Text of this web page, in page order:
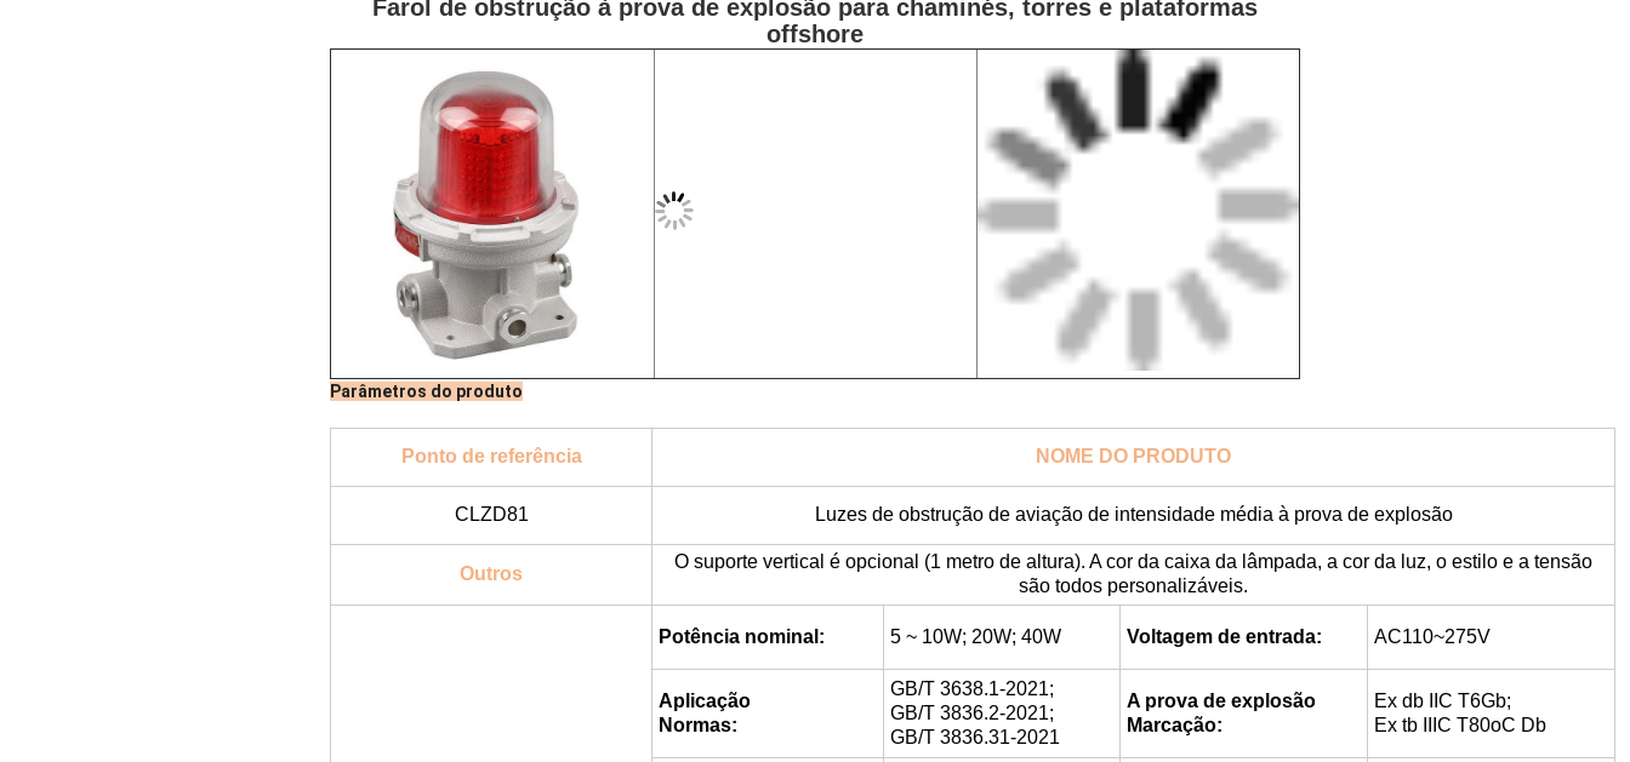
Farol de obstrução à prova de explosão para chaminés, torres e plataformas
offshore
Parâmetros do produto
Ponto de referência NOME DO PRODUTO
CLZD81 Luzes de obstrução de aviação de intensidade média à prova de explosão
Outros
O suporte vertical é opcional (1 metro de altura). A cor da caixa da lâmpada, a cor da luz, o estilo e a tensão
são todos personalizáveis.
Potência nominal: 5 ~ 10W; 20W; 40W Voltagem de entrada: AC110~275V
Aplicação
Normas:
GB/T 3638.1-2021;
GB/T 3836.2-2021;
GB/T 3836.31-2021
A prova de explosão
Marcação:
Ex db IIC T6Gb;
Ex tb IIIC T80oC Db